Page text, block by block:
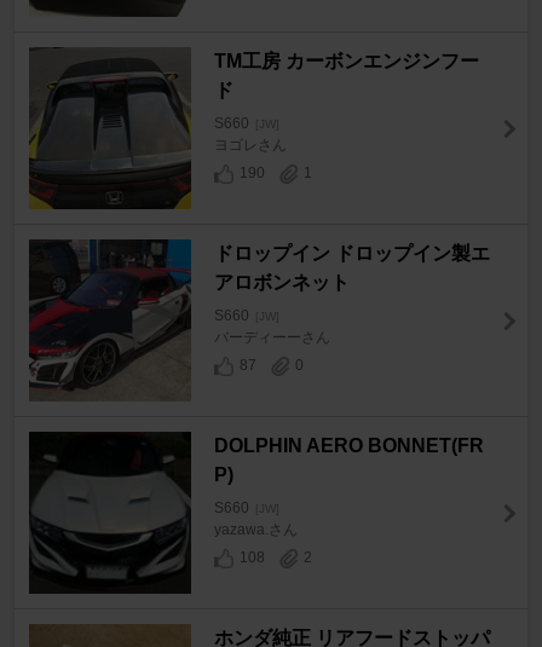
TM工房 カーボンエンジンフー
ド
S660 [JW]
ヨゴレさん
190
1
ドロップイン ドロップイン製エ
アロボンネット
S660 [JW]
バーディーーさん
87
0
DOLPHIN AERO BONNET(FR
P)
S660 [JW]
yazawa.さん
108
2
ホンダ純正 リアフードストッパ